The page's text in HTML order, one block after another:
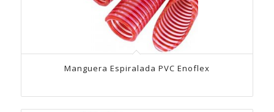
Manguera Espiralada PVC Enoflex